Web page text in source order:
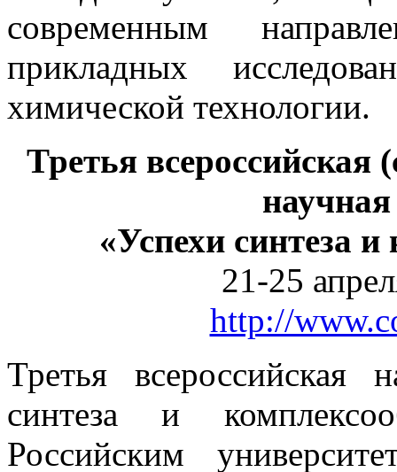
современным
прикладных
химической технологии.
Третья
«Успехи синтеза
21-25
http://
Третья всероссийская
синтеза и
Российским